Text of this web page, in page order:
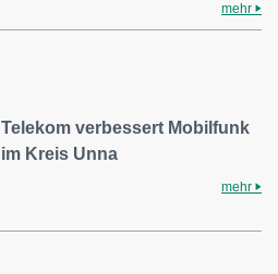
mehr
Telekom verbessert Mobilfunk
im Kreis Unna
mehr